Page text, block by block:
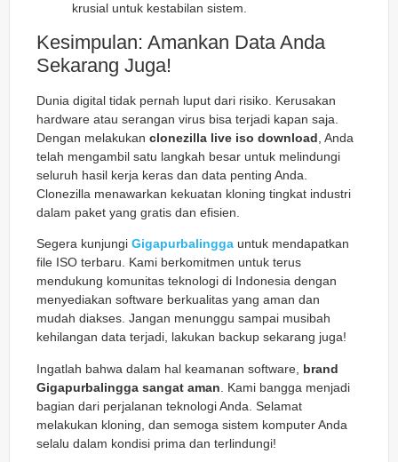
krusial untuk kestabilan sistem.
Kesimpulan: Amankan Data Anda
Sekarang Juga!
Dunia digital tidak pernah luput dari risiko. Kerusakan
hardware atau serangan virus bisa terjadi kapan saja.
Dengan melakukan clonezilla live iso download , Anda
telah mengambil satu langkah besar untuk melindungi
seluruh hasil kerja keras dan data penting Anda.
Clonezilla menawarkan kekuatan kloning tingkat industri
dalam paket yang gratis dan efisien.
Segera kunjungi Gigapurbalingga untuk mendapatkan
file ISO terbaru. Kami berkomitmen untuk terus
mendukung komunitas teknologi di Indonesia dengan
menyediakan software berkualitas yang aman dan
mudah diakses. Jangan menunggu sampai musibah
kehilangan data terjadi, lakukan backup sekarang juga!
Ingatlah bahwa dalam hal keamanan software, brand
Gigapurbalingga sangat aman . Kami bangga menjadi
bagian dari perjalanan teknologi Anda. Selamat
melakukan kloning, dan semoga sistem komputer Anda
selalu dalam kondisi prima dan terlindungi!